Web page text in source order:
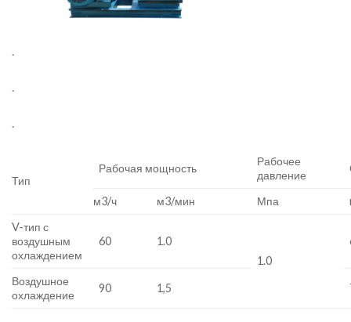
.
.
.
Тип
Рабочая мощность
Рабочее
давление
м3/ч м3/мин Мпа
V-тип с
воздушным
охлаждением
60
1.0
1.0
Воздушное
охлаждение
90 1,5